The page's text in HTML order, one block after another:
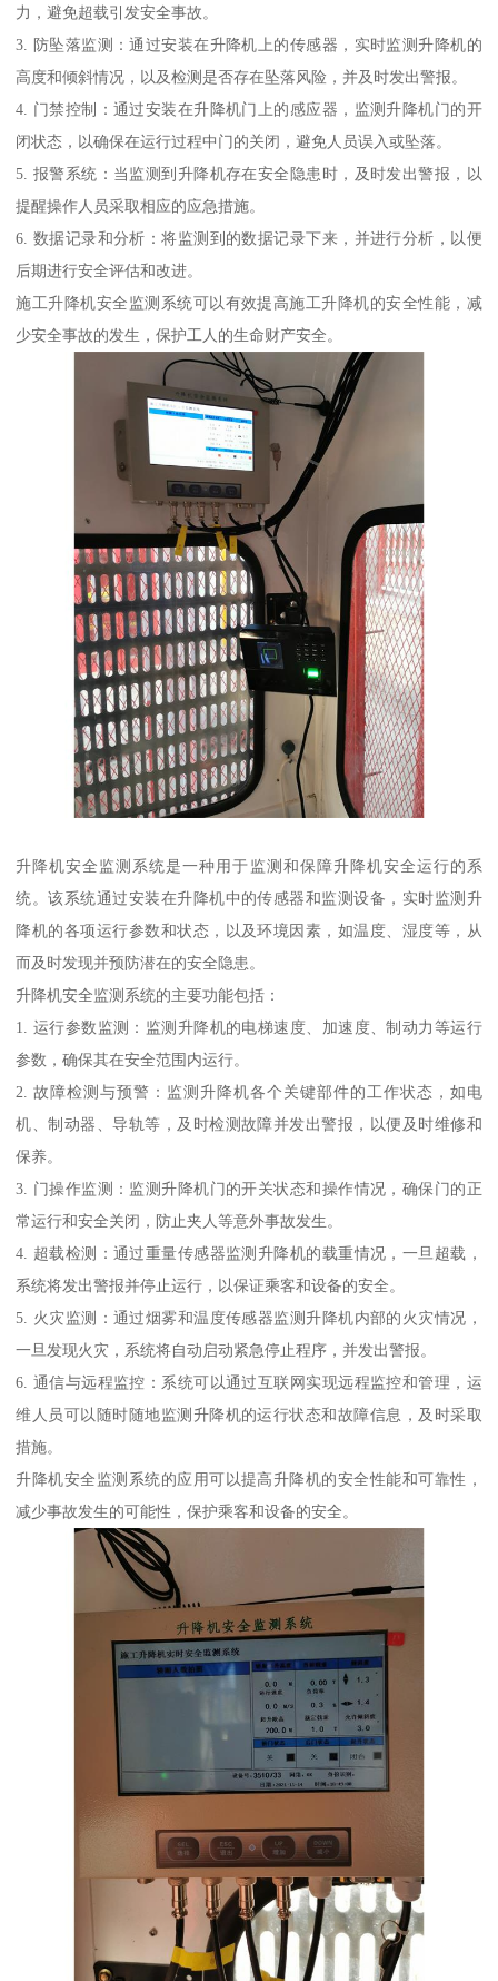
力，避免超载引发安全事故。
3. 防坠落监测：通过安装在升降机上的传感器，实时监测升降机的
高度和倾斜情况，以及检测是否存在坠落风险，并及时发出警报。
4. 门禁控制：通过安装在升降机门上的感应器，监测升降机门的开
闭状态，以确保在运行过程中门的关闭，避免人员误入或坠落。
5. 报警系统：当监测到升降机存在安全隐患时，及时发出警报，以
提醒操作人员采取相应的应急措施。
6. 数据记录和分析：将监测到的数据记录下来，并进行分析，以便
后期进行安全评估和改进。
施工升降机安全监测系统可以有效提高施工升降机的安全性能，减
少安全事故的发生，保护工人的生命财产安全。
升降机安全监测系统是一种用于监测和保障升降机安全运行的系
统。该系统通过安装在升降机中的传感器和监测设备，实时监测升
降机的各项运行参数和状态，以及环境因素，如温度、湿度等，从
而及时发现并预防潜在的安全隐患。
升降机安全监测系统的主要功能包括：
1. 运行参数监测：监测升降机的电梯速度、加速度、制动力等运行
参数，确保其在安全范围内运行。
2. 故障检测与预警：监测升降机各个关键部件的工作状态，如电
机、制动器、导轨等，及时检测故障并发出警报，以便及时维修和
保养。
3. 门操作监测：监测升降机门的开关状态和操作情况，确保门的正
常运行和安全关闭，防止夹人等意外事故发生。
4. 超载检测：通过重量传感器监测升降机的载重情况，一旦超载，
系统将发出警报并停止运行，以保证乘客和设备的安全。
5. 火灾监测：通过烟雾和温度传感器监测升降机内部的火灾情况，
一旦发现火灾，系统将自动启动紧急停止程序，并发出警报。
6. 通信与远程监控：系统可以通过互联网实现远程监控和管理，运
维人员可以随时随地监测升降机的运行状态和故障信息，及时采取
措施。
升降机安全监测系统的应用可以提高升降机的安全性能和可靠性，
减少事故发生的可能性，保护乘客和设备的安全。